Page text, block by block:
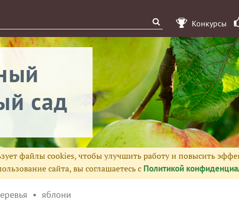
Конкурсы
сад
файлы cookies, чтобы улучшить работу и повысить
сайта, вы соглашаетесь с Политикой
яблони